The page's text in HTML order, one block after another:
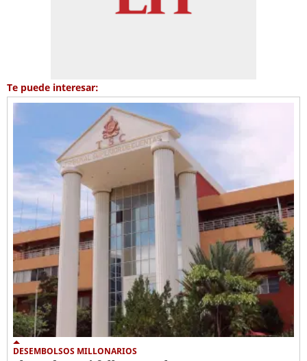
Te puede interesar:
DESEMBOLSOS MILLONARIOS